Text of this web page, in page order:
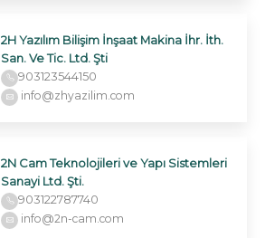
2H Yazılım Bilişim İnşaat Makina İhr. İth.
San. Ve Tic. Ltd. Şti
903123544150
info@zhyazilim.com
2N Cam Teknolojileri ve Yapı Sistemleri
Sanayi Ltd. Şti.
903122787740
info@2n-cam.com